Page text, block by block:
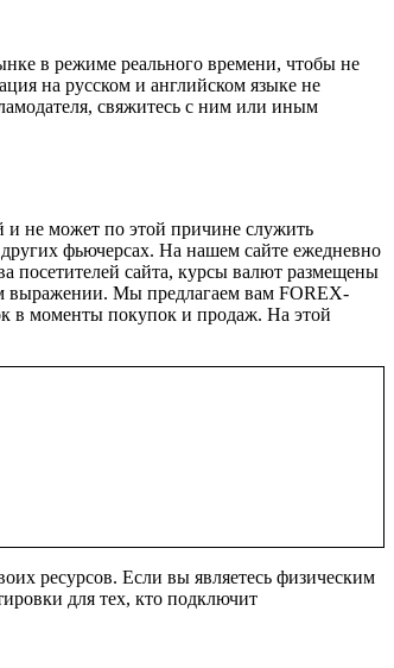
в режиме реального времени, чтобы не
на русском и английском языке не
свяжитесь с ним или иным
и не может по этой причине служить
фьючерсах. На нашем сайте ежедневно
посетителей сайта, курсы валют размещены
выражении. Мы предлагаем вам FOREX-
в моменты покупок и продаж. На этой
ресурсов. Если вы являетесь физическим
для тех, кто подключит